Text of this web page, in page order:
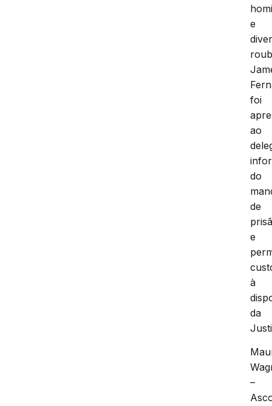
e
foi
ao
do
de
e
à
da
–